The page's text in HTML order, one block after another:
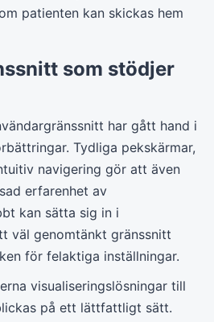
patienten kan skickas hem
som stödjer
har gått hand i
Tydliga pekskärmar,
navigering gör att även
erfarenhet av
kan sätta sig in i
väl genomtänkt gränssnitt
för felaktiga inställningar.
visualiseringslösningar till
på ett lättfattligt sätt.